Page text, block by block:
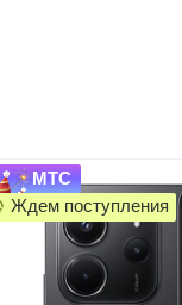
МТС
Ждем поступления